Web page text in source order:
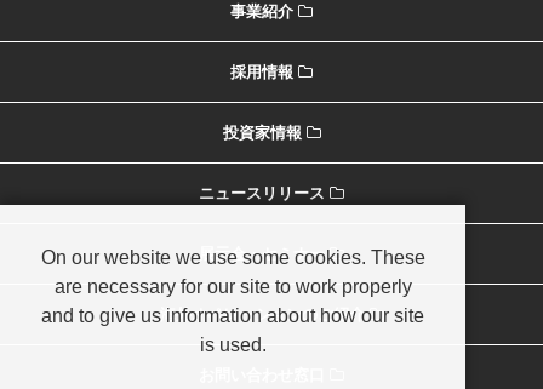
事業紹介
採用情報
投資家情報
ニュースリリース
展示会・セミナー
海外オペレーションのご紹介
On our website we use some cookies. These
are necessary for our site to work properly
and to give us information about how our site
is used.